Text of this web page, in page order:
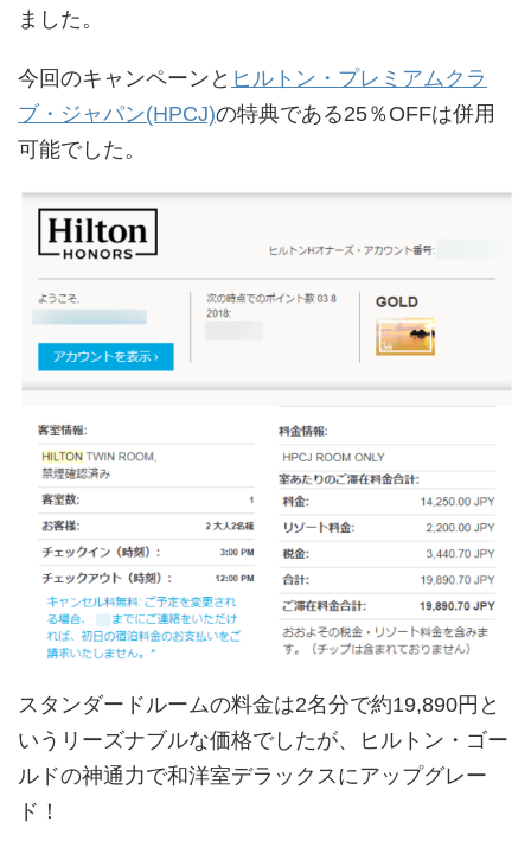
ました。
今回のキャンペーンと ヒルトン・プレミアムクラ
ブ・ジャパン(HPCJ)の特典である25％OFFは併用
可能でした。
スタンダードルームの料金は2名分で約19,890円と
いうリーズナブルな価格でしたが、ヒルトン・ゴー
ルドの神通力で和洋室デラックスにアップグレー
ド！